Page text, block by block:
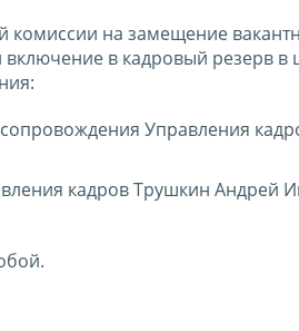
комиссии на замещение
в кадровый резерв в
Управления
кадров Трушкин Андрей